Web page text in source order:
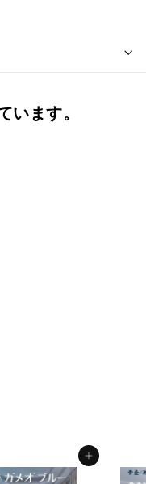
います。
カートに入れる